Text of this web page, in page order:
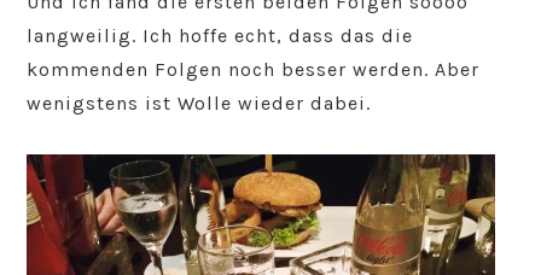
langweilig. Ich hoffe echt, dass das die
kommenden Folgen noch besser werden. Aber
wenigstens ist Wolle wieder dabei.